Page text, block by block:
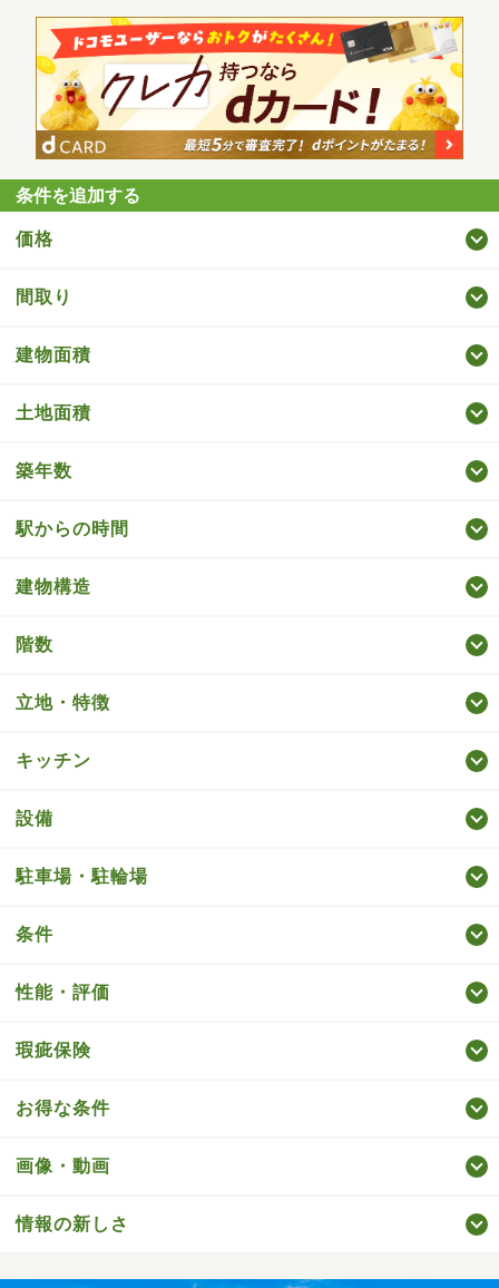
条件を追加する
価格
間取り
建物面積
土地面積
築年数
駅からの時間
建物構造
階数
立地・特徴
キッチン
設備
駐車場・駐輪場
条件
性能・評価
瑕疵保険
お得な条件
画像・動画
情報の新しさ